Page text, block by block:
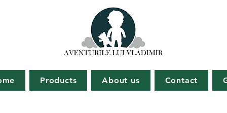
Products About us Contact